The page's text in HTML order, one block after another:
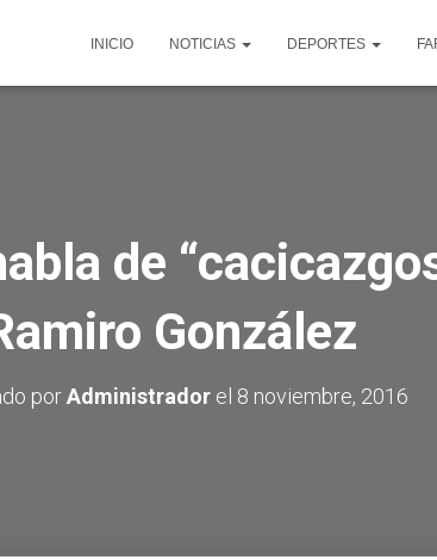
INICIO NOTICIAS DEPORTES
de
González
porAdministradorel 8 noviembre, 2016